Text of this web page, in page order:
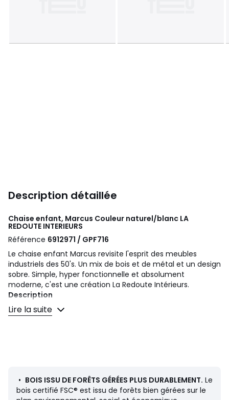
Description détaillée
Chaise enfant, Marcus Couleur naturel/blanc LA
REDOUTE INTERIEURS
Référence 6912971 / GPF716
Le chaise enfant Marcus revisite l'esprit des meubles
industriels des 50's. Un mix de bois et de métal et un design
sobre. Simple, hyper fonctionnelle et absolument
moderne, c'est une création La Redoute Intérieurs.
Description
• Coque en multiplis de bouleau replaqué chêne, finition
acrylique
• Ce produit est conforme aux exigences de sécurité en
vigueur.
Lire la suite
• BOIS ISSU DE FORÊTS GÉRÉES PLUS DURABLEMENT. Le
bois certifié FSC® est issu de forêts bien gérées sur le